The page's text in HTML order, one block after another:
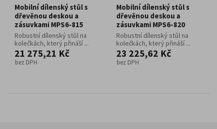
Mobilní dílenský stůl s
dřevěnou deskou a
zásuvkami MPS6-815
Robustní dílenský stůl na
kolečkách, který přináší ...
21 275,21 Kč
bez DPH
Mobilní dílenský stůl s
dřevěnou deskou a
zásuvkami MPS6-820
Robustní dílenský stůl na
kolečkách, který přináší ...
23 225,62 Kč
bez DPH